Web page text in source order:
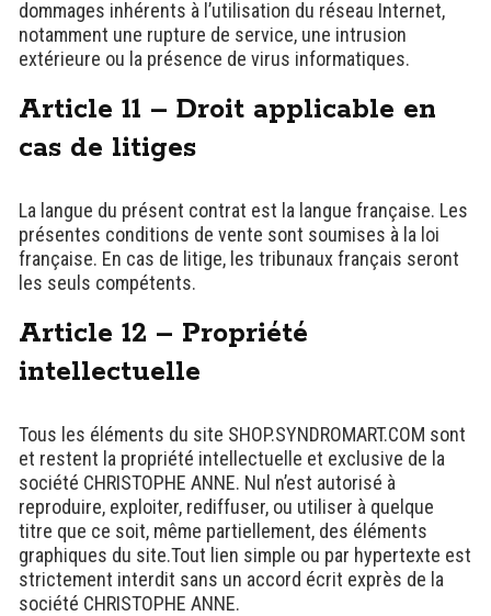
dommages inhérents à l’utilisation du réseau Internet,
notamment une rupture de service, une intrusion
extérieure ou la présence de virus informatiques.
Article 11 – Droit applicable en
cas de litiges
La langue du présent contrat est la langue française. Les
présentes conditions de vente sont soumises à la loi
française. En cas de litige, les tribunaux français seront
les seuls compétents.
Article 12 – Propriété
intellectuelle
Tous les éléments du site SHOP.SYNDROMART.COM sont
et restent la propriété intellectuelle et exclusive de la
société CHRISTOPHE ANNE. Nul n’est autorisé à
reproduire, exploiter, rediffuser, ou utiliser à quelque
titre que ce soit, même partiellement, des éléments
graphiques du site.Tout lien simple ou par hypertexte est
strictement interdit sans un accord écrit exprès de la
société CHRISTOPHE ANNE.